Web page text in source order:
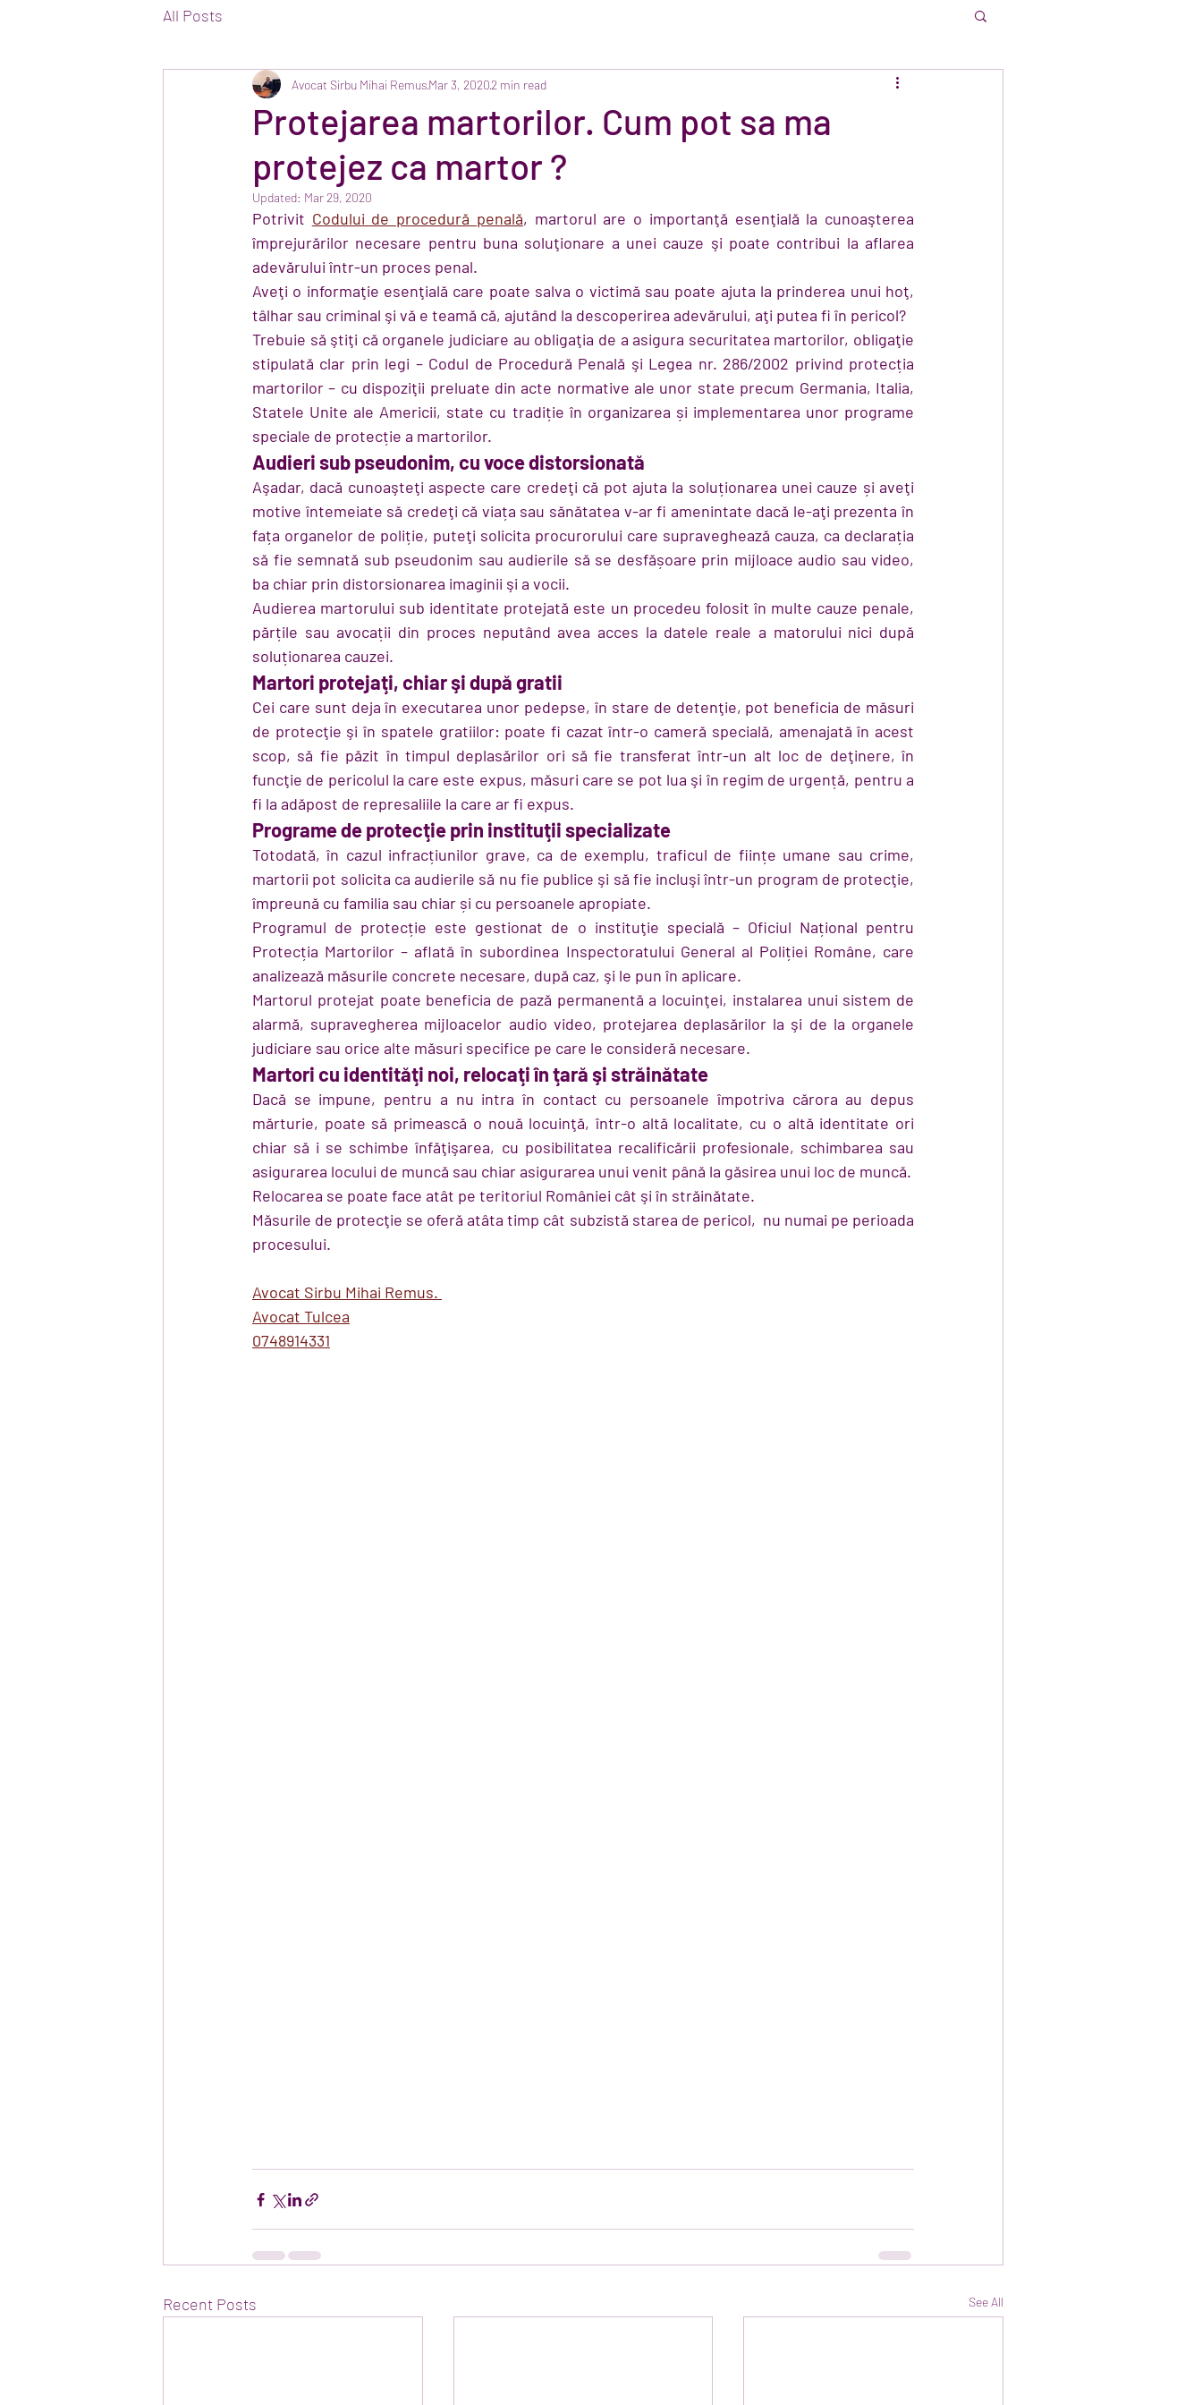
All Posts
Protejarea martorilor. Cum pot sa ma
protejez ca martor ?
Avocat Sirbu Mihai RemusMar 3, 20202 min read
Updated: Mar 29, 2020
Potrivit Codului de procedură penală, martorul are o importanţă esenţială la cunoaşterea
împrejurărilor necesare pentru buna soluţionare a unei cauze şi poate contribui la aflarea
adevărului într-un proces penal.
Aveţi o informaţie esenţială care poate salva o victimă sau poate ajuta la prinderea unui hoţ,
tâlhar sau criminal şi vă e teamă că, ajutând la descoperirea adevărului, aţi putea fi în pericol?
Trebuie să ştiţi că organele judiciare au obligaţia de a asigura securitatea martorilor, obligaţie
stipulată clar prin legi – Codul de Procedură Penală şi Legea nr. 286/2002 privind protecția
martorilor – cu dispoziţii preluate din acte normative ale unor state precum Germania, Italia,
Statele Unite ale Americii, state cu tradiție în organizarea și implementarea unor programe
speciale de protecție a martorilor.
Audieri sub pseudonim, cu voce distorsionată
Aşadar, dacă cunoaşteţi aspecte care credeţi că pot ajuta la soluționarea unei cauze și aveţi
motive întemeiate să credeţi că viața sau sănătatea v-ar fi amenintate dacă le-aţi prezenta în
fața organelor de poliție, puteţi solicita procurorului care supraveghează cauza, ca declarația
să fie semnată sub pseudonim sau audierile să se desfășoare prin mijloace audio sau video,
ba chiar prin distorsionarea imaginii şi a vocii.
Audierea martorului sub identitate protejată este un procedeu folosit în multe cauze penale,
părțile sau avocații din proces neputând avea acces la datele reale a matorului nici după
soluționarea cauzei.
Martori protejaţi, chiar şi după gratii
Cei care sunt deja în executarea unor pedepse, în stare de detenţie, pot beneficia de măsuri
de protecţie şi în spatele gratiilor: poate fi cazat într-o cameră specială, amenajată în acest
scop, să fie păzit în timpul deplasărilor ori să fie transferat într-un alt loc de deţinere, în
funcţie de pericolul la care este expus, măsuri care se pot lua şi în regim de urgență, pentru a
fi la adăpost de represaliile la care ar fi expus.
Programe de protecţie prin instituţii specializate
Totodată, în cazul infracțiunilor grave, ca de exemplu, traficul de ființe umane sau crime,
martorii pot solicita ca audierile să nu fie publice şi să fie incluşi într-un program de protecţie,
împreună cu familia sau chiar și cu persoanele apropiate.
Programul de protecție este gestionat de o instituţie specială – Oficiul Național pentru
Protecția Martorilor – aflată în subordinea Inspectoratului General al Poliției Române, care
analizează măsurile concrete necesare, după caz, şi le pun în aplicare.
Martorul protejat poate beneficia de pază permanentă a locuinţei, instalarea unui sistem de
alarmă, supravegherea mijloacelor audio video, protejarea deplasărilor la şi de la organele
judiciare sau orice alte măsuri specifice pe care le consideră necesare.
Martori cu identităţi noi, relocaţi în ţară şi străinătate
Dacă se impune, pentru a nu intra în contact cu persoanele împotriva cărora au depus
mărturie, poate să primească o nouă locuinţă, într-o altă localitate, cu o altă identitate ori
chiar să i se schimbe înfăţişarea, cu posibilitatea recalificării profesionale, schimbarea sau
asigurarea locului de muncă sau chiar asigurarea unui venit până la găsirea unui loc de muncă.
Relocarea se poate face atât pe teritoriul României cât şi în străinătate.
Măsurile de protecţie se oferă atâta timp cât subzistă starea de pericol,  nu numai pe perioada
procesului.
Avocat Sirbu Mihai Remus.
Avocat Tulcea
0748914331
Recent Posts See All